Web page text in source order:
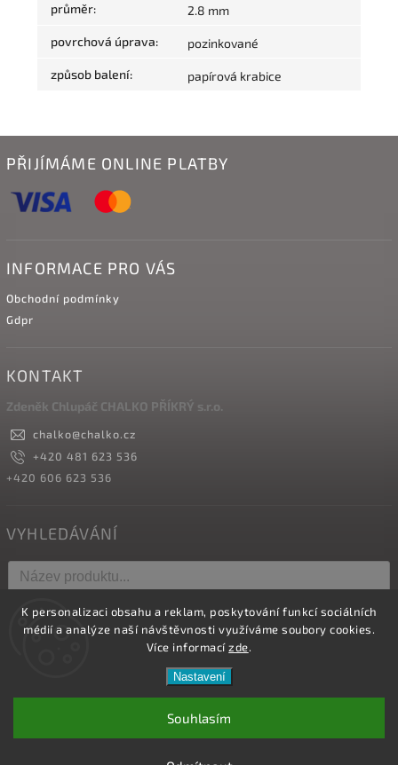
K personalizaci obsahu a reklam, poskytování funkcí sociálních
médií a analýze naší návštěvnosti využíváme soubory cookies.
Více informacízde.
Nastavení
Souhlasím
průměr: 2.8 mm
povrchová úprava: pozinkované
způsob balení: papírová krabice
PŘIJÍMÁME ONLINE PLATBY
INFORMACE PRO VÁS
Obchodní podmínky
Gdpr
KONTAKT
Zdeněk Chlupáč CHALKO PŘÍKRÝ s.r.o.
chalko@chalko.cz
+420 481 623 536
+420 606 623 536
VYHLEDÁVÁNÍ
Hledat
Vyrábíme hřebíky. Všechna práva vyhrazena.